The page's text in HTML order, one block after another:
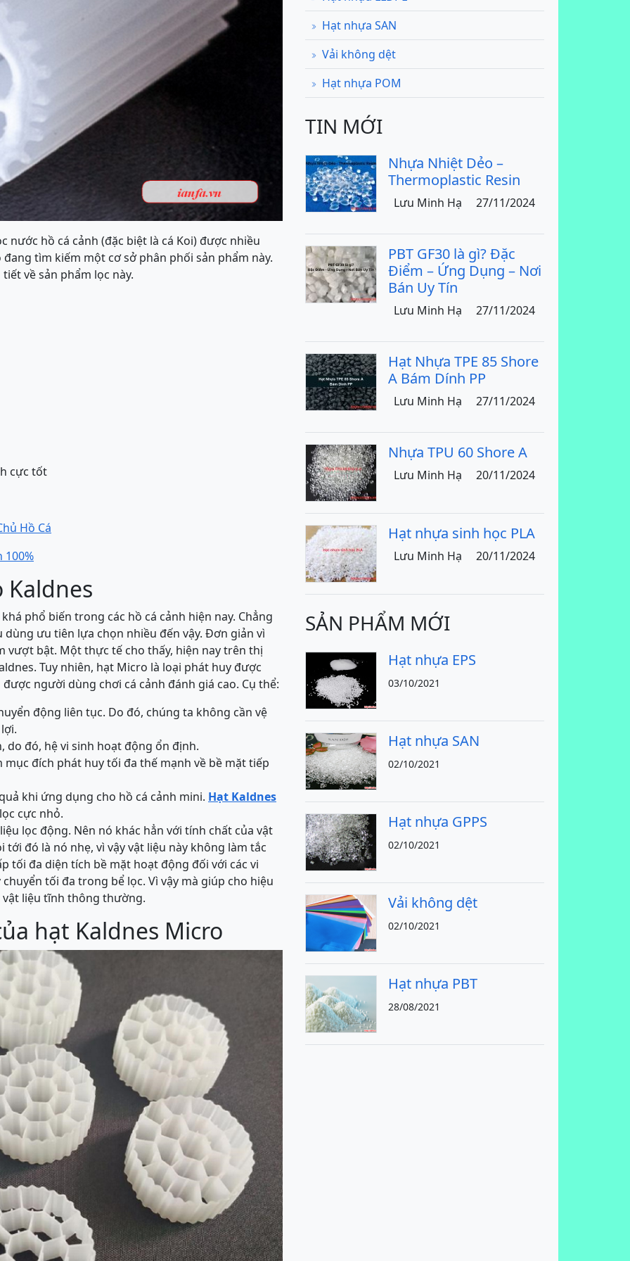
nước hồ cá cảnh (đặc biệt là cá Koi) được nhiều
tìm kiếm một cơ sở phân phối sản phẩm này.
về sản phẩm lọc này.
cực tốt
Hồ Cá
100%
phổ biến trong các hồ cá cảnh hiện nay. Chẳng
ưu tiên lựa chọn nhiều đến vậy. Đơn giản vì
vượt bật. Một thực tế cho thấy, hiện nay trên thị
Tuy nhiên, hạt Micro là loại phát huy được
người dùng chơi cá cảnh đánh giá cao. Cụ thể:
động liên tục. Do đó, chúng ta không cần vệ
đó, hệ vi sinh hoạt động ổn định.
đích phát huy tối đa thế mạnh về bề mặt tiếp
khi ứng dụng cho hồ cá cảnh mini. Hạt Kaldnes
cực nhỏ.
lọc động. Nên nó khác hẳn với tính chất của vật
đó là nó nhẹ, vì vậy vật liệu này không làm tắc
tối đa diện tích bề mặt hoạt động đối với các vi
tối đa trong bể lọc. Vì vậy mà giúp cho hiệu
liệu tĩnh thông thường.
hạt Kaldnes Micro
Hạt nhựa SAN
Vải không dệt
Hạt nhựa POM
TIN MỚI
Nhựa Nhiệt Dẻo –
Thermoplastic Resin
Lưu Minh Hạ 27/11/2024
PBT GF30 là gì? Đặc
Điểm – Ứng Dụng – Nơi
Bán Uy Tín
Lưu Minh Hạ 27/11/2024
Hạt Nhựa TPE 85 Shore
A Bám Dính PP
Lưu Minh Hạ 27/11/2024
Nhựa TPU 60 Shore A
Lưu Minh Hạ 20/11/2024
Hạt nhựa sinh học PLA
Lưu Minh Hạ 20/11/2024
SẢN PHẨM MỚI
Hạt nhựa EPS
03/10/2021
Hạt nhựa SAN
02/10/2021
Hạt nhựa GPPS
02/10/2021
Vải không dệt
02/10/2021
Hạt nhựa PBT
28/08/2021